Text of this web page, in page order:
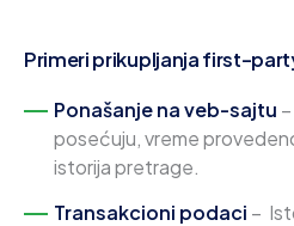
Primeri prikupljanja first-
Ponašanje na veb-sajtu
posećuju, vreme
istorija pretrage.
Transakcioni podaci –